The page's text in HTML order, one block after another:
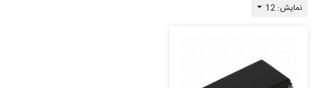
نمایش: 12